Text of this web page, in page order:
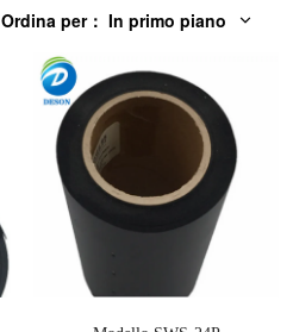
Ordina per： In primo piano